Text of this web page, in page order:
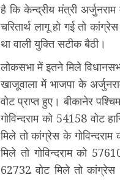
है कि केन्द्रीय मंत्री
चरितार्थ लागू हो गई तो
था वाली युक्ति सटीक बैठी।
लोकसभा में इतने मिले
खाजूवाला में भाजपा के
वोट प्राप्त हुए। बीकानेर
गोविन्दराम को 54158 वोट
मिले तो कांग्रेस के
मिले तो गोविन्दराम को
62732 वोट मिले तो कांग्रेस